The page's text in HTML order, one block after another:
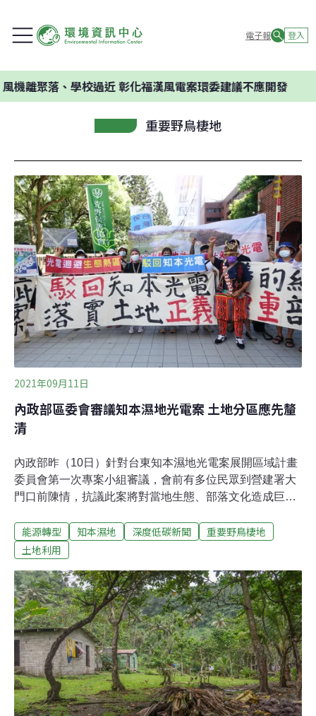
電子報 登入
聚落、學校過近 彰化福漢風電案環委建議不應開發
重要野鳥棲地
2021年09月11日
內政部區委會審議知本濕地光電案 土地分區應先釐
清
內政部昨（10日）針對台東知本濕地光電案展開區域計畫
委員會第一次專案小組審議，會前有多位民眾到營建署大
門口前陳情，抗議此案將對當地生態、部落文化造成巨大
員則認為應先處理這塊土地的前身「台東知本綜合遊樂
區」開發計畫，若相關計畫已廢止，也應變更回最初的土
分區後，再來進行光電專區的變更審議。知本濕地風景區
變更特定專用區 進入內政部審查台東縣政府規劃在知本溪
口北側226公頃風景區土地，開發「太陽光電教育及示範
專區」，但當地不僅為部落傳統領域，且濕地含有珍貴的
豐富生態，引起部落族人及環保團體反對。得標的「盛力
能源」公司申請用地變更，10日於內政部營建署進行區域
計畫委員會審查，反對開發的群眾也赴現場表達抗議。根
據業者說明，實際的土地開發面積約187公頃，其中132公
能源轉型 知本濕地 深度低碳新聞
重要野鳥棲地
土地利用